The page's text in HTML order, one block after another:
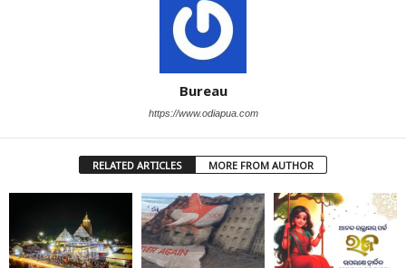
Bureau
https://www.odiapua.com
RELATED ARTICLES MORE FROM AUTHOR